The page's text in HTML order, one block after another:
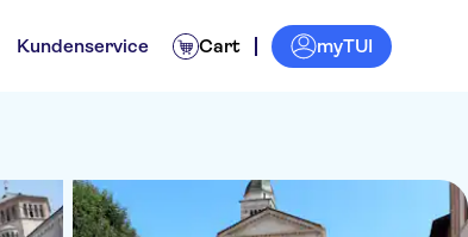
Kundenservice Cart myTUI